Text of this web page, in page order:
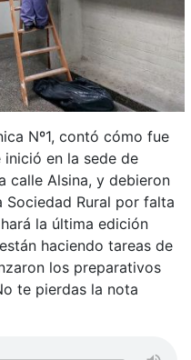
Nº1, contó cómo fue
en la sede de
calle Alsina, y debieron
Sociedad Rural por falta
la última edición
haciendo tareas de
los preparativos
te pierdas la nota